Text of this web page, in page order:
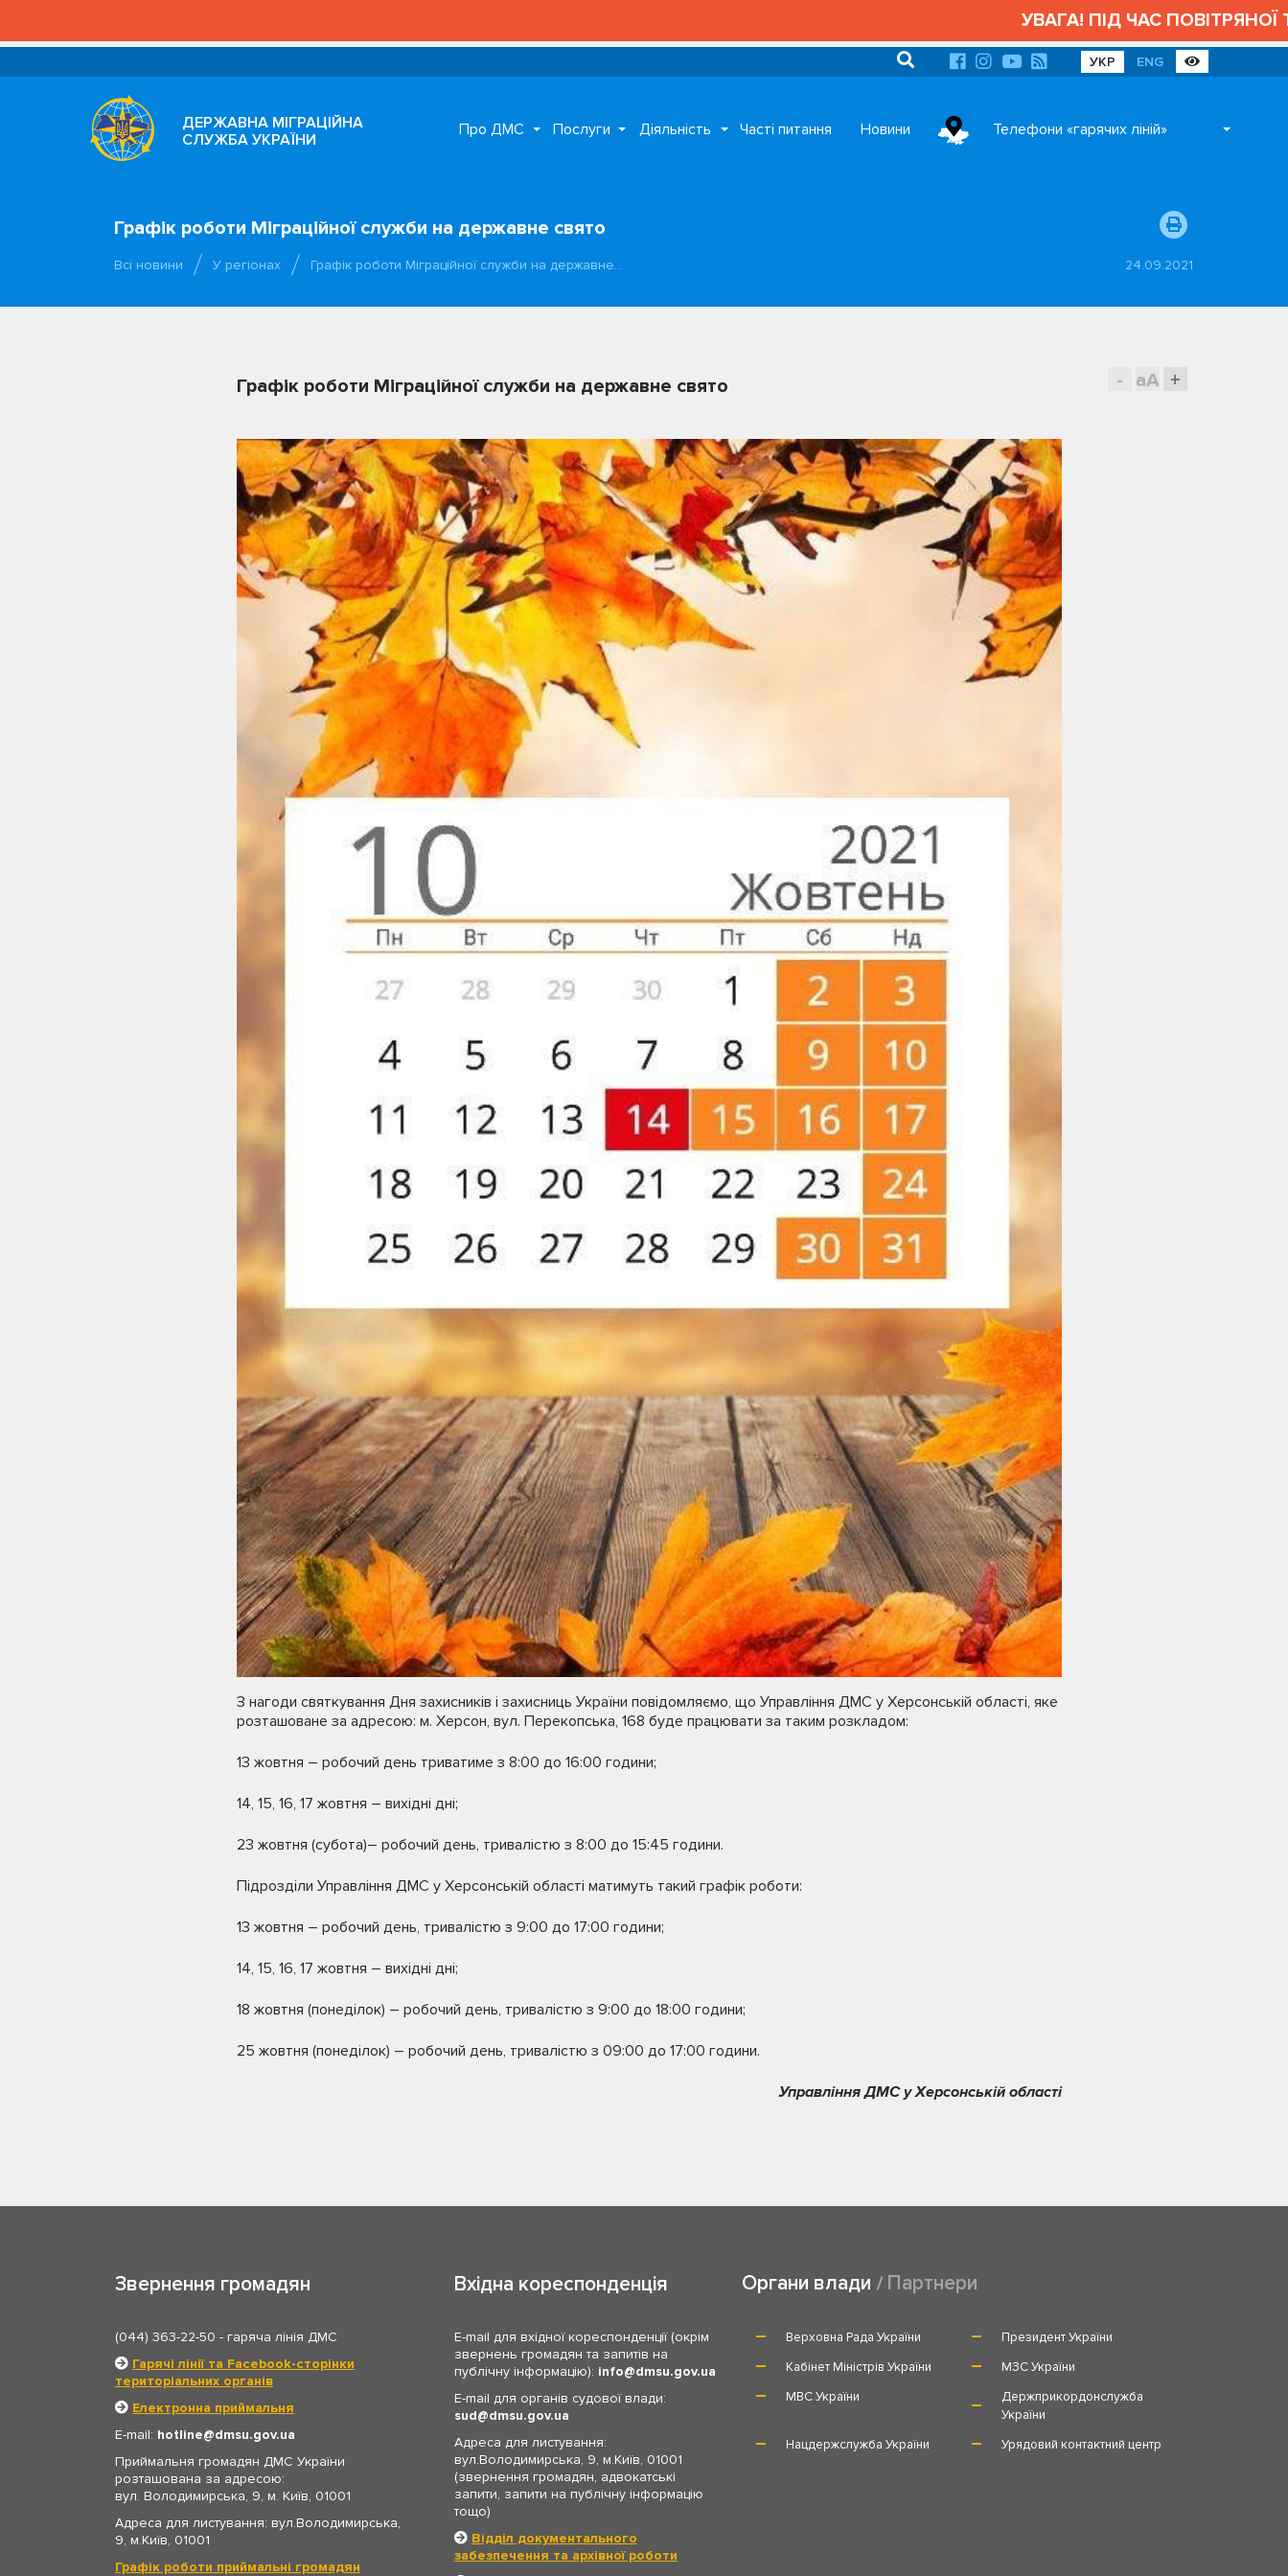
УВАГА! ПІД ЧАС ПОВІТРЯНОЇ
УКР ENG
ДЕРЖАВНА МІГРАЦІЙНА
СЛУЖБА УКРАЇНИ
Про ДМС Послуги Діяльність Часті питання Новини Телефони «гарячих ліній»
Графік роботи Міграційної служби на державне свято
Всі новини У регіонах Графік роботи Міграційної служби на державне… 24.09.2021
- aA +
Графік роботи Міграційної служби на державне свято
З нагоди святкування Дня захисників і захисниць України повідомляємо, що Управління ДМС у Херсонській області, яке
розташоване за адресою: м. Херсон, вул. Перекопська, 168 буде працювати за таким розкладом:
13 жовтня – робочий день триватиме з 8:00 до 16:00 години;
14, 15, 16, 17 жовтня – вихідні дні;
23 жовтня (субота)– робочий день, тривалістю з 8:00 до 15:45 години.
Підрозділи Управління ДМС у Херсонській області матимуть такий графік роботи:
13 жовтня – робочий день, тривалістю з 9:00 до 17:00 години;
14, 15, 16, 17 жовтня – вихідні дні;
18 жовтня (понеділок) – робочий день, тривалістю з 9:00 до 18:00 години;
25 жовтня (понеділок) – робочий день, тривалістю з 09:00 до 17:00 години.
Управління ДМС у Херсонській області
Звернення громадян
(044) 363-22-50 - гаряча лінія ДМС
Гарячі лінії та Facebook-сторінки
територіальних органів
Електронна приймальня
E-mail: hotline
dmsu.gov.ua
Приймальня громадян ДМС України
розташована за адресою:
вул. Володимирська, 9, м. Київ, 01001
Адреса для листування: вул.Володимирська,
9, м.Київ, 01001
Графік роботи приймальні громадян
Вхідна кореспонденція
E-mail для вхідної кореспонденції (окрім
звернень громадян та запитів на
публічну інформацію): info
dmsu.gov.ua
E-mail для органів судової влади:
sud
dmsu.gov.ua
Адреса для листування:
вул.Володимирська, 9, м.Київ, 01001
(звернення громадян, адвокатські
запити, запити на публічну інформацію
тощо)
Відділ документального
забезпечення та архівної роботи
Органи влади Партнери
Верховна Рада України
Президент України
Кабінет Міністрів України
МЗС України
МВС України
Держприкордонслужба
України
Нацдержслужба України
Урядовий контактний центр